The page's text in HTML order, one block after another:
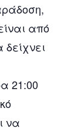
από
21:00
να